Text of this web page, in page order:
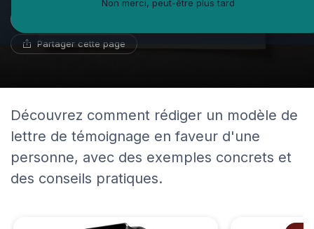
Partager cette page
Découvrez comment rédiger un modèle de
lettre de témoignage en faveur d'une
personne, avec des exemples concrets et
des conseils pratiques.
Non merci, peut-être plus tard